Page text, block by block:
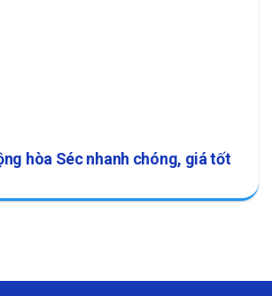
hòa Séc nhanh chóng, giá tốt